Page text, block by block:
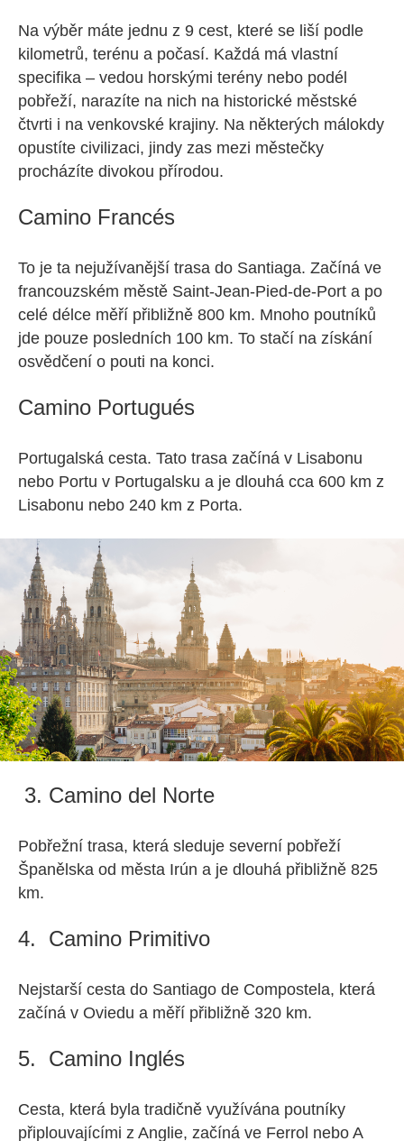
Na výběr máte jednu z 9 cest, které se liší podle
kilometrů, terénu a počasí. Každá má vlastní
specifika – vedou horskými terény nebo podél
pobřeží, narazíte na nich na historické městské
čtvrti i na venkovské krajiny. Na některých málokdy
opustíte civilizaci, jindy zas mezi městečky
procházíte divokou přírodou.
Camino Francés
To je ta nejužívanější trasa do Santiaga. Začíná ve
francouzském městě Saint-Jean-Pied-de-Port a po
celé délce měří přibližně 800 km. Mnoho poutníků
jde pouze posledních 100 km. To stačí na získání
osvědčení o pouti na konci.
Camino Portugués
Portugalská cesta. Tato trasa začíná v Lisabonu
nebo Portu v Portugalsku a je dlouhá cca 600 km z
Lisabonu nebo 240 km z Porta.
3. Camino del Norte
Pobřežní trasa, která sleduje severní pobřeží
Španělska od města Irún a je dlouhá přibližně 825
km.
4. Camino Primitivo
Nejstarší cesta do Santiago de Compostela, která
začíná v Oviedu a měří přibližně 320 km.
5. Camino Inglés
Cesta, která byla tradičně využívána poutníky
připlouvajícími z Anglie, začíná ve Ferrol nebo A